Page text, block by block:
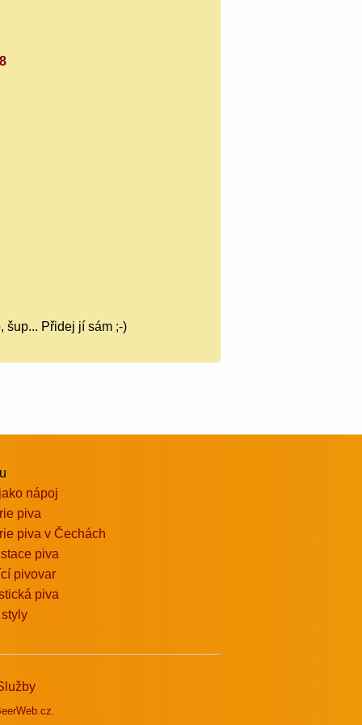
šup... Přidej jí sám ;-)
nápoj
piva
piva v Čechách
piva
pivovar
piva